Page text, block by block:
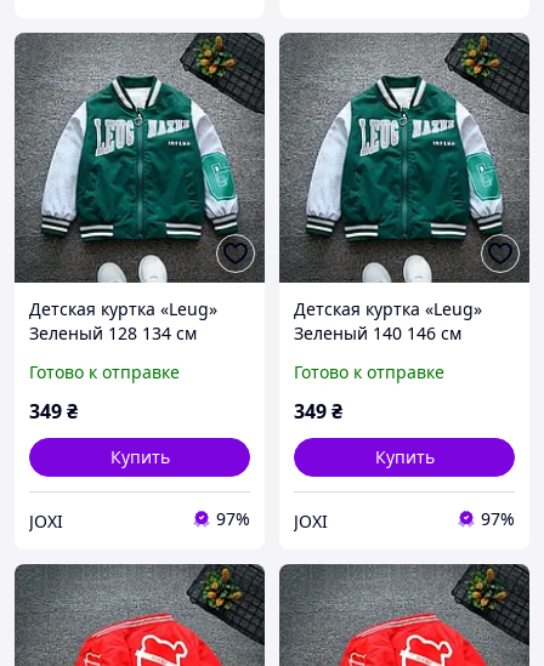
Детская куртка «Leug»
Зеленый 128 134 см
Готово к отправке
349₴
Купить
JOXI 97%
Детская куртка «Leug»
Зеленый 140 146 см
Готово к отправке
349₴
Купить
JOXI 97%